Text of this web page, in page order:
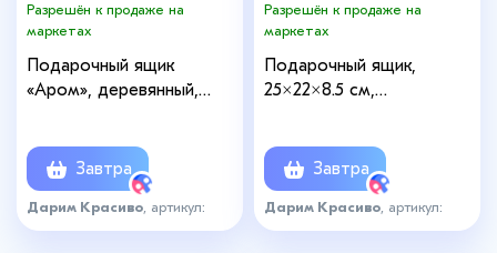
Разрешён к продаже на
маркетах
Подарочный ящик
«Аром», деревянный,
Завтра
Дарим Красиво , артикул:
4636237
Разрешён к продаже на
маркетах
Подарочный ящик,
25×22×8.5 см,
Завтра
Дарим Красиво , артикул:
6800697